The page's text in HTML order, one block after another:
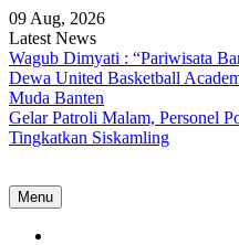
Skip
to
content
09 Aug, 2026
Latest News
Wagub Dimyati : “Pariwisata
Dewa United Basketball
Muda Banten
Gelar Patroli Malam, Personel
Tingkatkan Siskamling
Menu